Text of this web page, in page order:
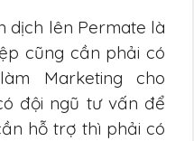
dịch lên Permate là
cũng cần phải có
Marketing cho
đội ngũ tư vấn để
hỗ trợ thì phải có